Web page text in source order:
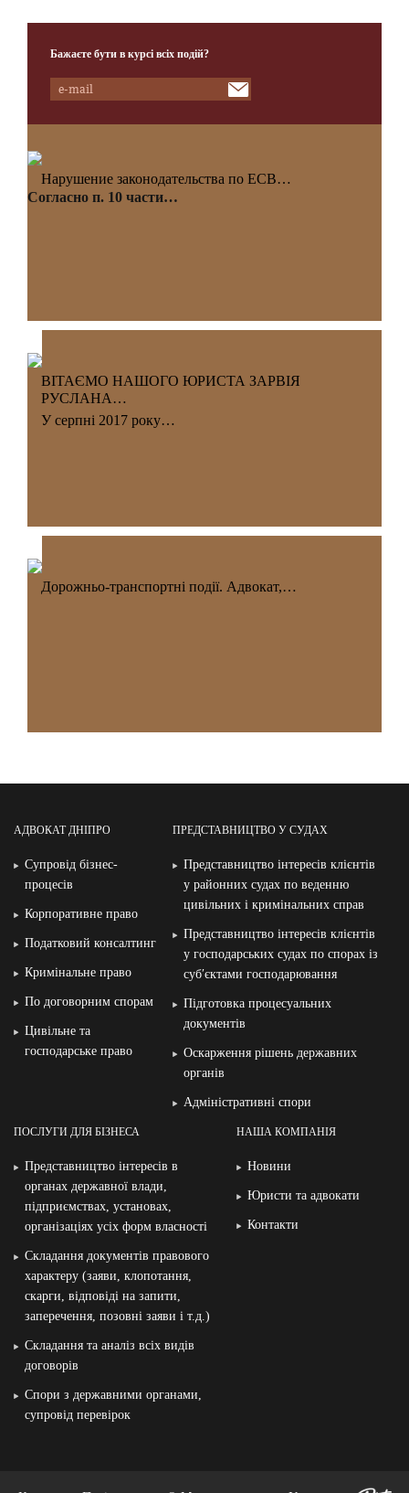
Бажаєте бути в курсі всіх подій?
Нарушение законодательства по ЕСВ…
Согласно п. 10 части…
ВІТАЄМО НАШОГО ЮРИСТА ЗАРВІЯ
РУСЛАНА…
У серпні 2017 року…
Дорожньо-транспортні події. Адвокат,…
АДВОКАТ ДНІПРО
Супровід бізнес-
процесів
Корпоративне право
Податковий консалтинг
Кримінальне право
По договорним спорам
Цивільне та
господарське право
ПРЕДСТАВНИЦТВО У СУДАХ
Представництво інтересів клієнтів
у районних судах по веденню
цивільних і кримінальних справ
Представництво інтересів клієнтів
у господарських судах по спорах із
суб′єктами господарювання
Підготовка процесуальних
документів
Оскарження рішень державних
органів
Адміністративні спори
ПОСЛУГИ ДЛЯ БІЗНЕСА
Представництво інтересів в
органах державної влади,
підприємствах, установах,
організаціях усіх форм власності
Складання документів правового
характеру (заяви, клопотання,
скарги, відповіді на запити,
заперечення, позовні заяви і т.д.)
Складання та аналіз всіх видів
договорів
Спори з державними органами,
супровід перевірок
НАША КОМПАНІЯ
Новини
Юристи та адвокати
Контакти